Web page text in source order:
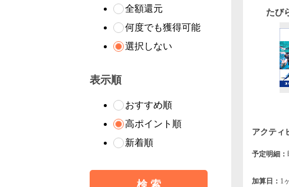
全額還元
何度でも獲得可能
選択しない
表示順
おすすめ順
高ポイント順
新着順
たび
アクティ
予定明細：
加算日： 1